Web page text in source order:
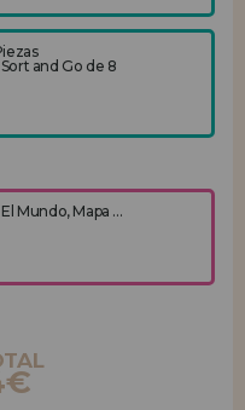
and Go de 8
Mundo, Mapa ...